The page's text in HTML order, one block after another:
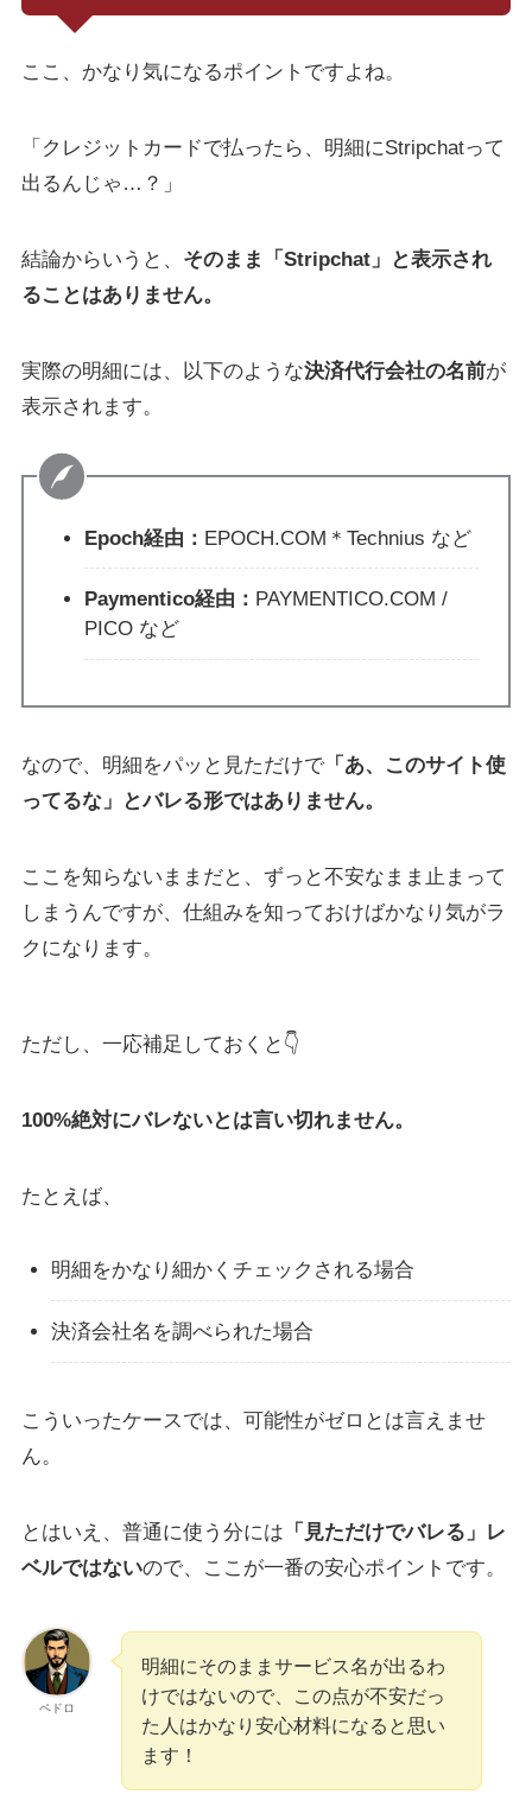
ここ、かなり気になるポイントですよね。
「クレジットカードで払ったら、明細にStripchatって
出るんじゃ…？」
結論からいうと、 そのまま「Stripchat」と表示され
ることはありません。
実際の明細には、以下のような決済代行会社の名前が
表示されます。
Epoch経由： EPOCH.COM＊Technius など
Paymentico経由： PAYMENTICO.COM /
PICO など
なので、明細をパッと見ただけで「あ、このサイト使
ってるな」とバレる形ではありません。
ここを知らないままだと、ずっと不安なまま止まって
しまうんですが、仕組みを知っておけばかなり気がラ
クになります。
ただし、一応補足しておくと👇
100%絶対にバレないとは言い切れません。
たとえば、
明細をかなり細かくチェックされる場合
決済会社名を調べられた場合
こういったケースでは、可能性がゼロとは言えませ
ん。
とはいえ、普通に使う分には 「見ただけでバレる」レ
ベルではないので、ここが一番の安心ポイントです。
ペドロ
明細にそのままサービス名が出るわ
けではないので、この点が不安だっ
た人はかなり安心材料になると思い
ます！